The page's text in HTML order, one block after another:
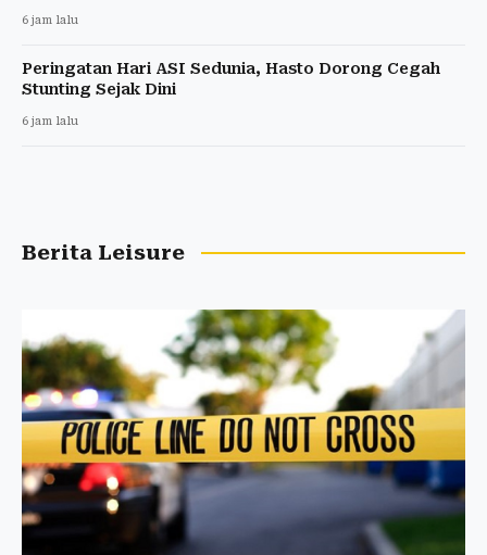
6 jam lalu
Peringatan Hari ASI Sedunia, Hasto Dorong Cegah
Stunting Sejak Dini
6 jam lalu
Berita Leisure